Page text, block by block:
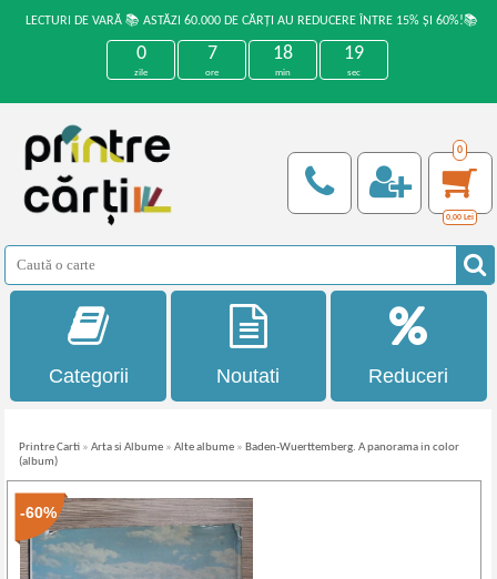
LECTURI DE VARĂ 📚 ASTĂZI 60.000 DE CĂRȚI AU REDUCERE ÎNTRE 15% ȘI 60%!📚
0
zile
7
ore
18
min
18
sec
0
0,00 Lei
Categorii Noutati Reduceri
Printre Carti »Arta si Albume »Alte albume » Baden-Wuerttemberg. A panorama in color
(album)
-60%